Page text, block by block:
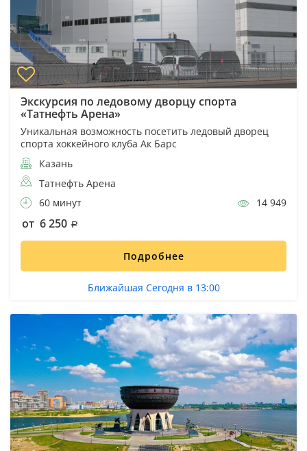
Экскурсия по ледовому дворцу спорта
«Татнефть Арена»
Уникальная возможность посетить ледовый дворец
спорта хоккейного клуба Ак Барс
Казань
Татнефть Арена
60 минут
14 949
от 6 250
Подробнее
Ближайшая Сегодня в 13:00